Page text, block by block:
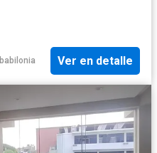
babilonia Ver en detalle